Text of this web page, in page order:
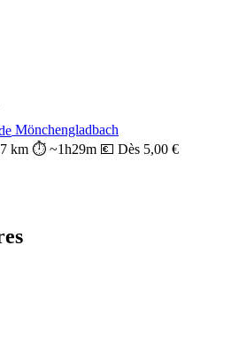
Mönchengladbach
km ⏱️ ~1h29m 💶 Dès 5,00 €